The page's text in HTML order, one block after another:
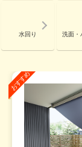
水回り 洗面・